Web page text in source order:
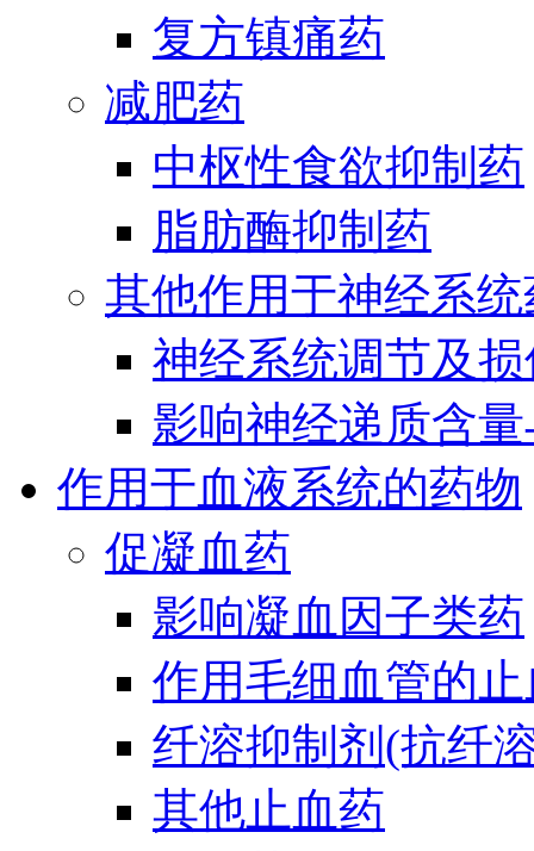
复方镇痛药
减肥药
中枢性食欲抑制药
脂肪酶抑制药
其他作用于神经系统
神经系统调节及
影响神经递质含
作用于血液系统的药物
促凝血药
影响凝血因子类药
作用毛细血管的
纤溶抑制剂(抗纤
其他止血药